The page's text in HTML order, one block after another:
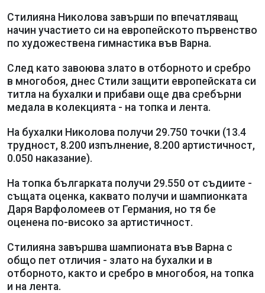
Стилияна Николова завърши по впечатляващ
начин участието си на европейското първенство
по художествена гимнастика във Варна.
След като завоюва злато в отборното и сребро
в многобоя, днес Стили защити европейската си
титла на бухалки и прибави още два сребърни
медала в колекцията - на топка и лента.
На бухалки Николова получи 29.750 точки (13.4
трудност, 8.200 изпълнение, 8.200 артистичност,
0.050 наказание).
На топка българката получи 29.550 от съдиите -
същата оценка, каквато получи и шампионката
Даря Варфоломеев от Германия, но тя бе
оценена по-високо за артистичност.
Стилияна завършва шампионата във Варна с
общо пет отличия - злато на бухалки и в
отборното, както и сребро в многобоя, на топка
и на лента.